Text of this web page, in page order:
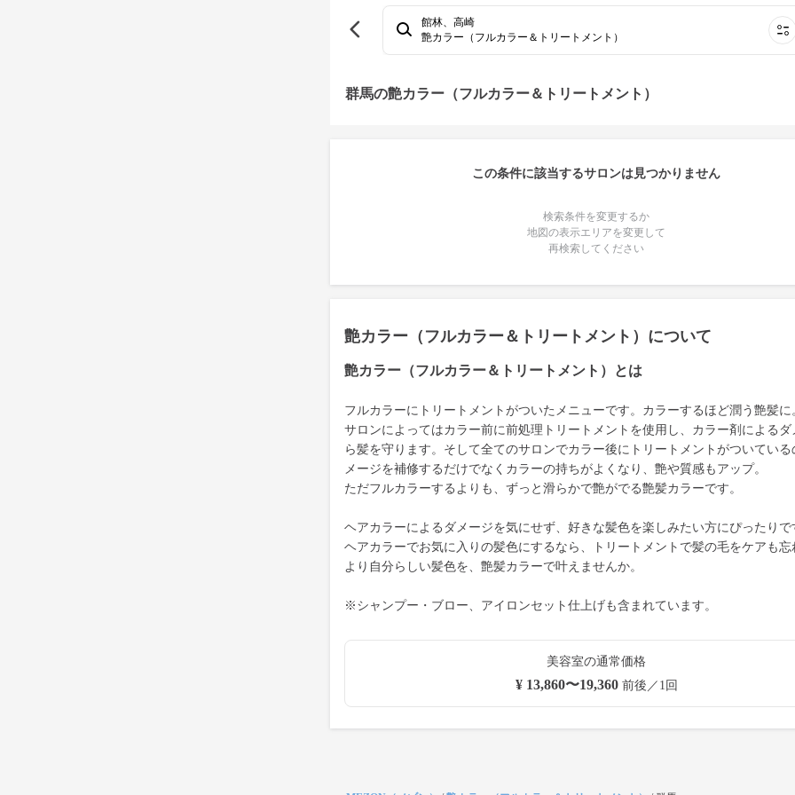
館林、高崎
艶カラー（フルカラー＆トリートメント）
群馬の艶カラー（フルカラー＆トリートメント）
この条件に該当するサロンは見つかりません
検索条件を変更するか
地図の表示エリアを変更して
再検索してください
艶カラー（フルカラー＆トリートメント）について
艶カラー（フルカラー＆トリートメント）とは
フルカラーにトリートメントがついたメニューです。カラーするほど潤う艶髪に
サロンによってはカラー前に前処理トリートメントを使用し、カラー剤によるダ
ら髪を守ります。そして全てのサロンでカラー後にトリートメントがついている
メージを補修するだけでなくカラーの持ちがよくなり、艶や質感もアップ。
ただフルカラーするよりも、ずっと滑らかで艶がでる艶髪カラーです。
ヘアカラーによるダメージを気にせず、好きな髪色を楽しみたい方にぴったりで
ヘアカラーでお気に入りの髪色にするなら、トリートメントで髪の毛をケアも忘
より自分らしい髪色を、艶髪カラーで叶えませんか。
※シャンプー・ブロー、アイロンセット仕上げも含まれています。
美容室の通常価格
¥ 13,860〜19,360前後／1回